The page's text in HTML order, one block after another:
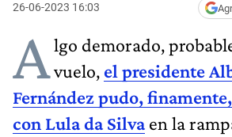
26-06-2023 16:03
Algo demorado,
vuelo, el presidente
Fernández pudo,
con Lula da Silvaen la